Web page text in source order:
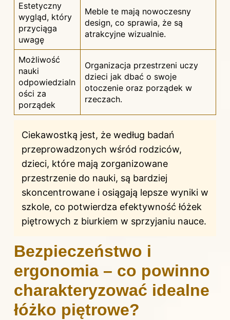
Estetyczny
wygląd, który
przyciąga
uwagę
Meble te mają nowoczesny
design, co sprawia, że są
atrakcyjne wizualnie.
Możliwość
nauki
odpowiedzialn
ości za
porządek
Organizacja przestrzeni uczy
dzieci jak dbać o swoje
otoczenie oraz porządek w
rzeczach.
Ciekawostką jest, że według badań
przeprowadzonych wśród rodziców,
dzieci, które mają zorganizowane
przestrzenie do nauki, są bardziej
skoncentrowane i osiągają lepsze wyniki w
szkole, co potwierdza efektywność łóżek
piętrowych z biurkiem w sprzyjaniu nauce.
Bezpieczeństwo i
ergonomia – co powinno
charakteryzować idealne
łóżko piętrowe?